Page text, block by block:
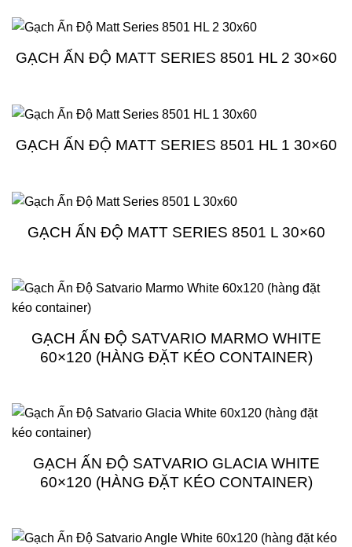
GẠCH ẤN ĐỘ MATT SERIES 8501 HL 2 30×60
GẠCH ẤN ĐỘ MATT SERIES 8501 HL 1 30×60
GẠCH ẤN ĐỘ MATT SERIES 8501 L 30×60
GẠCH ẤN ĐỘ SATVARIO MARMO WHITE
60×120 (HÀNG ĐẶT KÉO CONTAINER)
GẠCH ẤN ĐỘ SATVARIO GLACIA WHITE
60×120 (HÀNG ĐẶT KÉO CONTAINER)